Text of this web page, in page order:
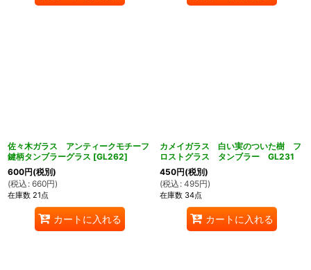
佐々木ガラス アンティークモチーフ
鍵柄タンブラーグラス [GL262]
600円(税別)
(税込 : 660円)
在庫数 21点
カートに入れる
カメイガラス 白い実のついた樹 フ
ロストグラス タンブラー GL231
450円(税別)
(税込 : 495円)
在庫数 34点
カートに入れる